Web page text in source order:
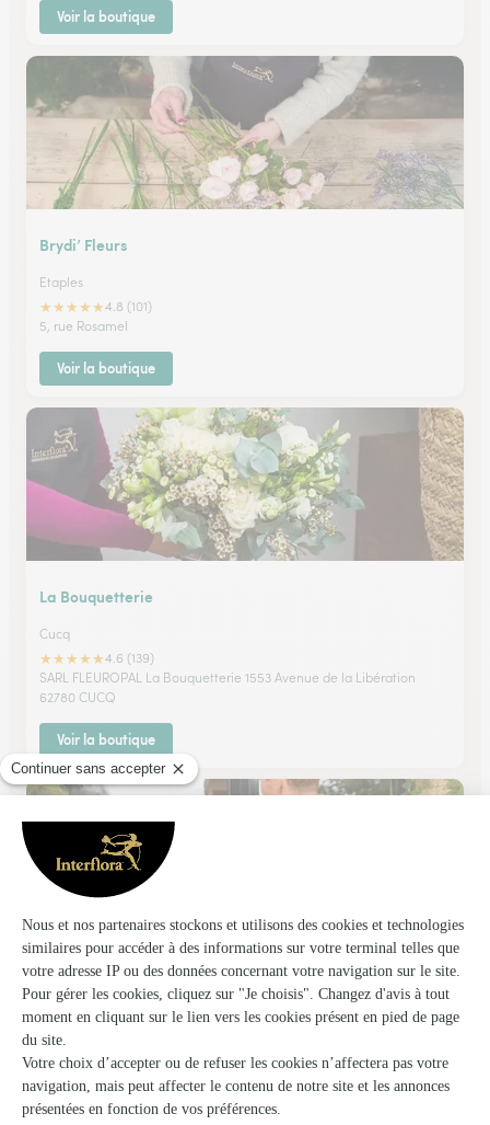
Voir la boutique
Brydi’ Fleurs
Etaples
★★★★★4.8 (101)
5, rue Rosamel
Voir la boutique
La Bouquetterie
Cucq
★★★★★4.6 (139)
SARL FLEUROPAL La Bouquetterie 1553 Avenue de la Libération
62780 CUCQ
Voir la boutique
Nadine et Regis Fleurs
Rang du Fliers
★
4.4 (70)
199, route de Montreuil
Voir la boutique